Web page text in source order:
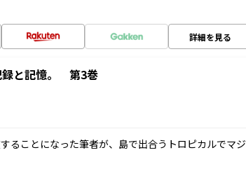
詳細を見る
録と記憶。 第3巻
ることになった筆者が、島で出合うトロピカルでマジ